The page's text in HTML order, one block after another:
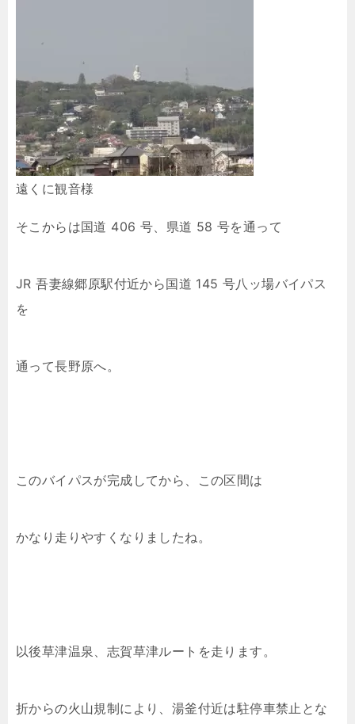
遠くに観音様
そこからは国道 406 号、県道 58 号を通って
JR 吾妻線郷原駅付近から国道 145 号八ッ場バイパス
を
通って長野原へ。
このバイパスが完成してから、この区間は
かなり走りやすくなりましたね。
以後草津温泉、志賀草津ルートを走ります。
折からの火山規制により、湯釜付近は駐停車禁止とな